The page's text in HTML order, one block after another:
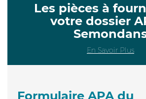
Les pièces à
votre dossier
En Savoir Plus
Formulaire APA du